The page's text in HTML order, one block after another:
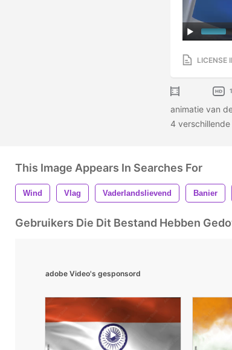
LICENSE
animatie van
4
This Image Appears In Searches For
Wind Vlag Vaderlandslievend Banier
Gebruikers Die Dit Bestand Hebben
adobe Video's gesponsord